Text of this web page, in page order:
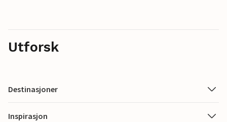
Utforsk
Destinasjoner
Inspirasjon